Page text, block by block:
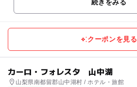
続きをみる
クーポンを見る
カーロ・フォレスタ 山中湖
山梨県南都留郡山中湖村 / ホテル・旅館